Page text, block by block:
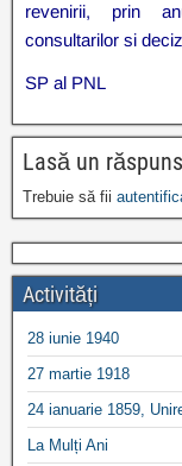
revenirii, prin
consultarilor si
SP al PNL
Lasă un răspuns
Trebuie să fii
Activități
28 iunie 1940
27 martie 1918
24 ianuarie 1859,
La Mulți Ani